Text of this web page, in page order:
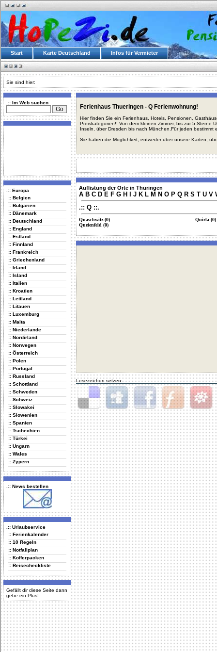
Start Karte Deutschland Infos für Vermieter
Sie sind hier:
.:: Im Web suchen
.:: Europa
:: Belgien
:: Bulgarien
:: Dänemark
:: Deutschland
:: England
:: Estland
:: Finnland
:: Frankreich
:: Griechenland
:: Irland
:: Island
:: Italien
:: Kroatien
:: Lettland
:: Litauen
:: Luxemburg
:: Malta
:: Niederlande
:: Nordirland
:: Norwegen
:: Österreich
:: Polen
:: Portugal
:: Russland
:: Schottland
:: Schweden
:: Schweiz
:: Slowakei
:: Slowenien
:: Spanien
:: Tschechien
:: Türkei
:: Ungarn
:: Wales
:: Zypern
.:: News bestellen
.:: Urlaubservice
:: Ferienkalender
:: 10 Regeln
:: Notfallplan
:: Kofferpacken
:: Reisecheckliste
Gefällt dir diese Seite dann
gebe ein Plus!
Ferienhaus Thueringen - Q Ferienwohnung!
Hier finden Sie ein Ferienhaus, Hotels, Pensionen,
Preiskategorien!! Von dem kleinen Zimmer, bis zur 5 Sterne
Inseln, über Dresden bis nach München.Für jeden bestimmt
Sie haben die Möglichkeit, entweder über unsere Karten,
Auflistung der Orte in Thüringen
A B C D E F G H J K L M N O P Q R S T U V
.:: Q ::.
Quaschwitz (0)
Queienfeld (0)
Quirla (0)
Lesezeichen setzen:
Delicious Digg Facebook Furl StudiVZ